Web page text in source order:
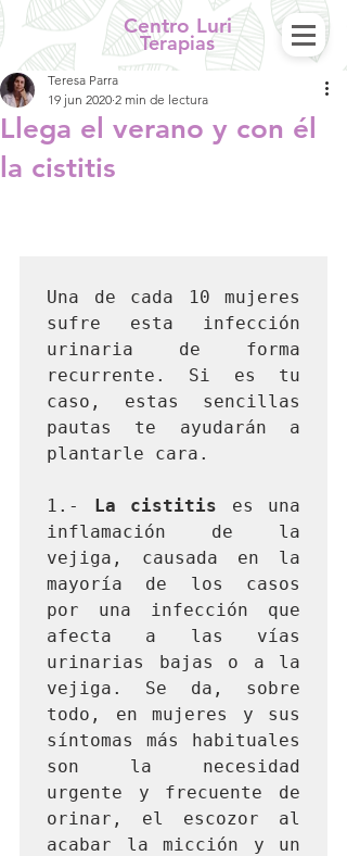
Centro Luri
Terapias
Llega el verano y con él
la cistitis
Teresa Parra
19 jun 2020 2 min de lectura
Una de cada 10 mujeres
sufre esta infección
urinaria de forma
recurrente. Si es tu
caso, estas sencillas
pautas te ayudarán a
plantarle cara.
1.- La cistitis es una
inflamación de la
vejiga, causada en la
mayoría de los casos
por una infección que
afecta a las vías
urinarias bajas o a la
vejiga. Se da, sobre
todo, en mujeres y sus
síntomas más habituales
son la necesidad
urgente y frecuente de
orinar, el escozor al
acabar la micción y un